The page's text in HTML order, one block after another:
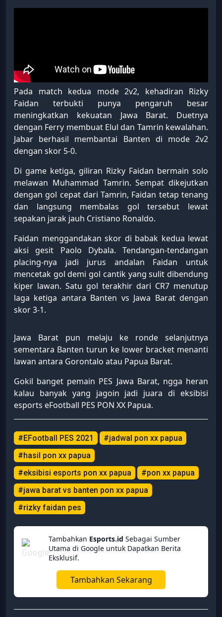
Pada match kedua mode 2v2, kehadiran Rizky
Faidan terbukti punya pengaruh besar
meningkatkan kekuatan Jawa Barat. Duetnya
dengan Ferry membuat Elul dan Tamrin kewalahan.
Jabar berhasil membantai Banten di mode 2v2
dengan skor 5-0.
Di game ketiga, giliran Rizky Faidan bermain solo
melawan Muhammad Tamrin. Sempat dikejutkan
dengan gol cepat dari Tamrin, Faidan tetap tenang
dan langsung membalas gol tersebut lewat
sepakan jarak jauh Cristiano Ronaldo.
Faidan menggandakan skor di babak kedua lewat
aksi gesit Paolo Dybala. Tendangan-tendangan
placing-nya jadi jurus andalan Faidan untuk
mencetak gol demi gol cantik yang sulit dibendung
kiper lawan. Satu gol terakhir dari CR7 menutup
laga ketiga antara Banten vs Jawa Barat dengan
skor 3-1.
Jawa Barat pun melaju ke ronde selanjutnya
sementara Banten turun ke lower bracket menanti
lawan antara Gorontalo atau Papua Barat.
Gokil banget pemain PES Jawa Barat, ngga heran
kalau banyak yang jagoin jadi juara di eksibisi
esports eFootball PES PON XX Papua.
#EFootball PES 2021
#jadwal pon xx papua
#hasil pon xx papua
#eksibisi esports pon xx papua
#pon xx papua
#jawa barat vs banten pon xx papua
#rizky faidan pes
Tambahkan Esports.id Sebagai Sumber
Utama di Google untuk Dapatkan Berita
Eksklusif.
Tambahkan Sekarang